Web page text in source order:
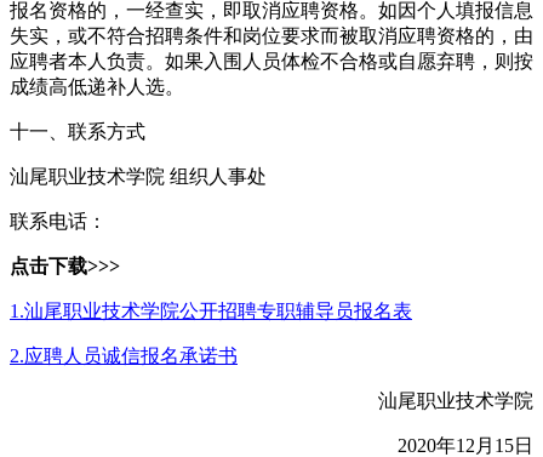
报名资格的，一经查实，即取消应聘资格。如因个人填报信息
失实，或不符合招聘条件和岗位要求而被取消应聘资格的，由
应聘者本人负责。如果入围人员体检不合格或自愿弃聘，则按
成绩高低递补人选。
十一、联系方式
汕尾职业技术学院 组织人事处
联系电话：
点击下载>>>
1.汕尾职业技术学院公开招聘专职辅导员报名表
2.应聘人员诚信报名承诺书
汕尾职业技术学院
2020年12月15日